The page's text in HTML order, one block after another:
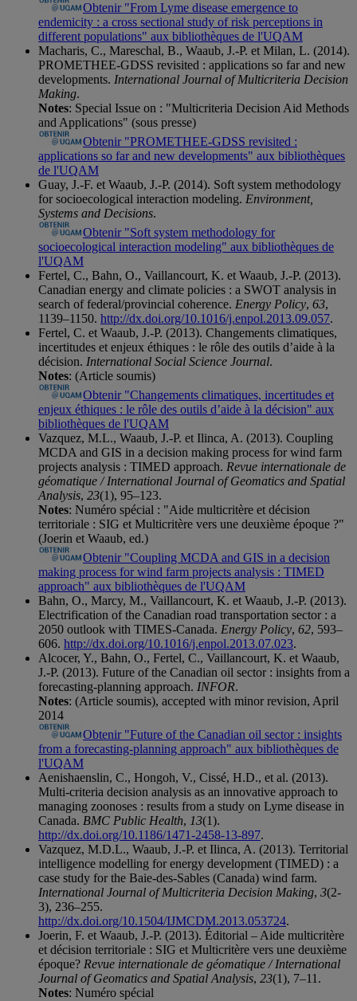
Obtenir "From Lyme disease emergence to
endemicity : a cross sectional study of risk perceptions in
different populations" aux bibliothèques de l'UQAM
Macharis, C., Mareschal, B., Waaub, J.-P. et Milan, L. (2014).
PROMETHEE-GDSS revisited : applications so far and new
developments. International Journal of Multicriteria Decision
Making.
Notes: Special Issue on : "Multicriteria Decision Aid Methods
and Applications" (sous presse)
Obtenir "PROMETHEE-GDSS revisited :
applications so far and new developments" aux bibliothèques
de l'UQAM
Guay, J.-F. et Waaub, J.-P. (2014). Soft system methodology
for socioecological interaction modeling. Environment,
Systems and Decisions.
Obtenir "Soft system methodology for
socioecological interaction modeling" aux bibliothèques de
l'UQAM
Fertel, C., Bahn, O., Vaillancourt, K. et Waaub, J.-P. (2013).
Canadian energy and climate policies : a SWOT analysis in
search of federal/provincial coherence. Energy Policy, 63,
1139–1150. http://dx.doi.org/10.1016/j.enpol.2013.09.057.
Fertel, C. et Waaub, J.-P. (2013). Changements climatiques,
incertitudes et enjeux éthiques : le rôle des outils d’aide à la
décision. International Social Science Journal.
Notes: (Article soumis)
Obtenir "Changements climatiques, incertitudes et
enjeux éthiques : le rôle des outils d’aide à la décision" aux
bibliothèques de l'UQAM
Vazquez, M.L., Waaub, J.-P. et Ilinca, A. (2013). Coupling
MCDA and GIS in a decision making process for wind farm
projects analysis : TIMED approach. Revue internationale de
géomatique / International Journal of Geomatics and Spatial
Analysis, 23(1), 95–123.
Notes: Numéro spécial : "Aide multicritère et décision
territoriale : SIG et Multicritère vers une deuxième époque ?"
(Joerin et Waaub, ed.)
Obtenir "Coupling MCDA and GIS in a decision
making process for wind farm projects analysis : TIMED
approach" aux bibliothèques de l'UQAM
Bahn, O., Marcy, M., Vaillancourt, K. et Waaub, J.-P. (2013).
Electrification of the Canadian road transportation sector : a
2050 outlook with TIMES-Canada. Energy Policy, 62, 593–
606. http://dx.doi.org/10.1016/j.enpol.2013.07.023.
Alcocer, Y., Bahn, O., Fertel, C., Vaillancourt, K. et Waaub,
J.-P. (2013). Future of the Canadian oil sector : insights from a
forecasting-planning approach. INFOR.
Notes: (Article soumis), accepted with minor revision, April
2014
Obtenir "Future of the Canadian oil sector : insights
from a forecasting-planning approach" aux bibliothèques de
l'UQAM
Aenishaenslin, C., Hongoh, V., Cissé, H.D., et al. (2013).
Multi-criteria decision analysis as an innovative approach to
managing zoonoses : results from a study on Lyme disease in
Canada. BMC Public Health, 13(1).
http://dx.doi.org/10.1186/1471-2458-13-897.
Vazquez, M.D.L., Waaub, J.-P. et Ilinca, A. (2013). Territorial
intelligence modelling for energy development (TIMED) : a
case study for the Baie-des-Sables (Canada) wind farm.
International Journal of Multicriteria Decision Making, 3(2-
3), 236–255.
http://dx.doi.org/10.1504/IJMCDM.2013.053724.
Joerin, F. et Waaub, J.-P. (2013). Éditorial – Aide multicritère
et décision territoriale : SIG et Multicritère vers une deuxième
époque? Revue internationale de géomatique / International
Journal of Geomatics and Spatial Analysis, 23(1), 7–11.
Notes: Numéro spécial